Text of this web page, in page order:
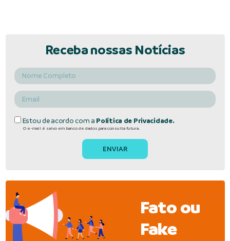
Receba nossas Notícias
Estou de acordo com a Política de Privacidade.
O e-mail é salvo em banco de dados para consulta futura.
Fato ou
Fake